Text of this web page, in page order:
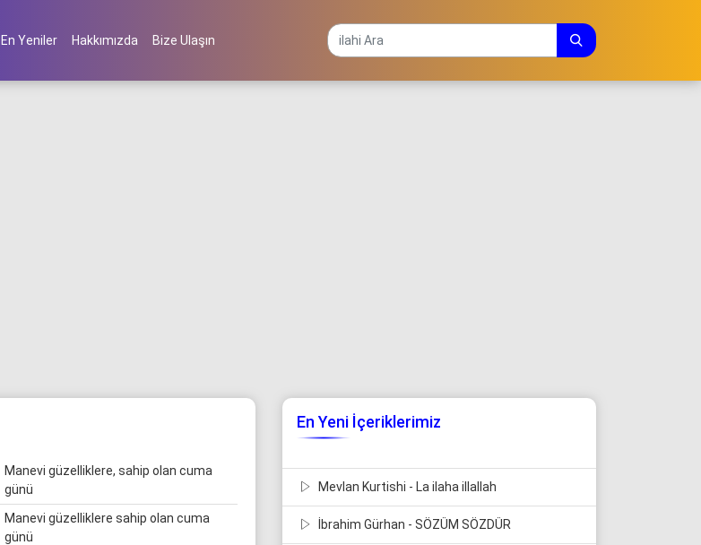
En Yeniler Hakkımızda Bize Ulaşın
Manevi güzelliklere, sahip olan cuma
günü
Manevi güzelliklere sahip olan cuma
günü
En Yeni İçeriklerimiz
Mevlan Kurtishi - La ilaha illallah
İbrahim Gürhan - SÖZÜM SÖZDÜR